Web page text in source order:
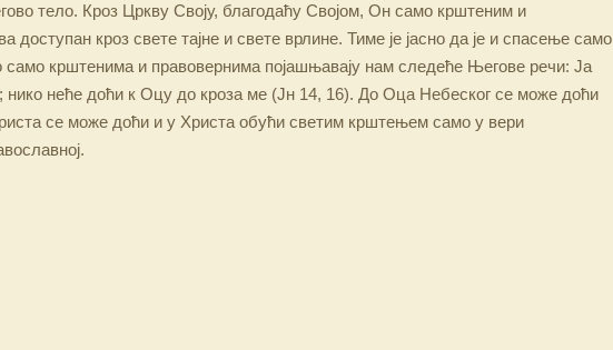
тело. Кроз Цркву Своју, благодаћу Својом, Он само крштеним и
кроз свете тајне и свете врлине. Тиме је јасно да је и спасење само
крштенима и правовернима појашњавају нам следеће Његове речи: Ја
нико неће доћи к Оцу до кроза ме (Јн 14, 16). До Оца Небеског се може доћи
се може доћи и у Христа обући светим крштењем само у вери